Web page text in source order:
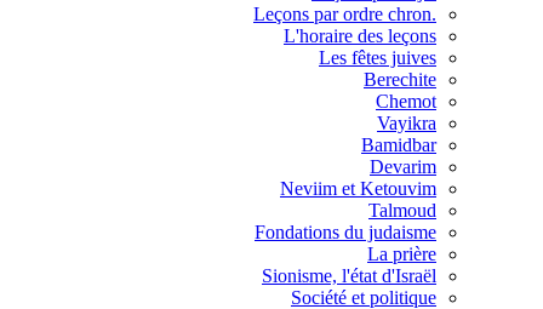
.Leçons par ordre chron
L'horaire des leçons
Les fêtes juives
Berechite
Chemot
Vayikra
Bamidbar
Devarim
Neviim et Ketouvim
Talmoud
Fondations du judaisme
La prière
Sionisme, l'état d'Israël
Société et politique